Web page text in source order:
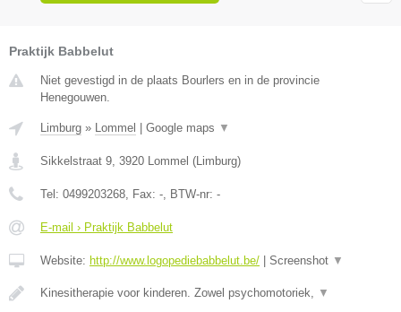
Praktijk Babbelut
Niet gevestigd in de plaats Bourlers en in de provincie
Henegouwen.
Limburg » Lommel Google maps ▼
Sikkelstraat 9, 3920 Lommel (Limburg)
Tel: 0499203268, Fax: -, BTW-nr: -
E-mail › Praktijk Babbelut
Website: http://www.logopediebabbelut.be/ Screenshot ▼
Kinesitherapie voor kinderen. Zowel psychomotoriek, ▼